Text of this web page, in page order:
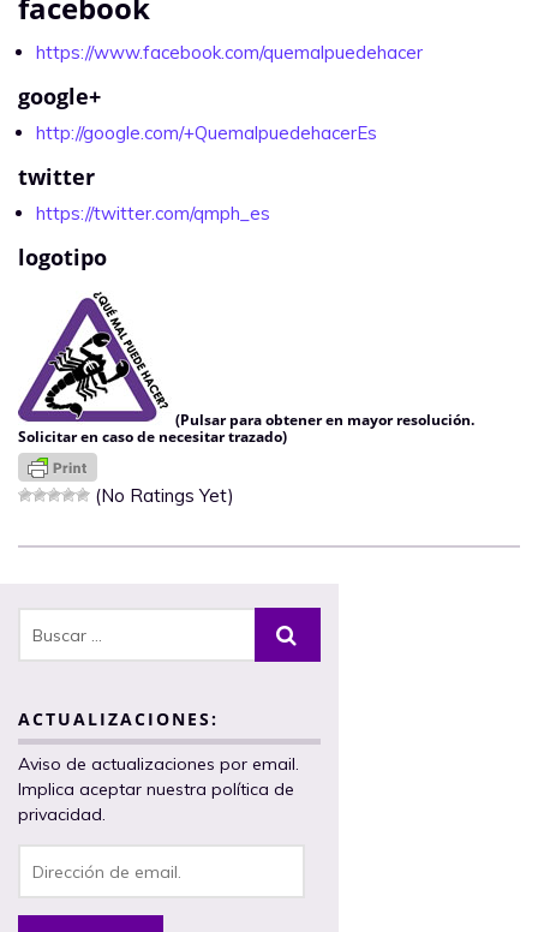
https://www.facebook.com/quemalpuedehacer
google+
http://google.com/+QuemalpuedehacerEs
twitter
https://twitter.com/qmph_es
logotipo
(Pulsar para obtener en mayor resolución.
Solicitar en caso de necesitar trazado)
(No Ratings Yet)
ACTUALIZACIONES:
Aviso de actualizaciones por email.
Implica aceptar nuestra política de
privacidad.
de